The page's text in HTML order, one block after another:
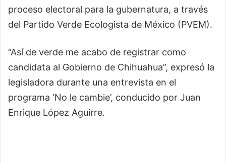
proceso electoral para la gubernatura, a través
del Partido Verde Ecologista de México (PVEM).
“Así de verde me acabo de registrar como
candidata al Gobierno de Chihuahua”, expresó la
legisladora durante una entrevista en el
programa ‘No le cambie’, conducido por Juan
Enrique López Aguirre.